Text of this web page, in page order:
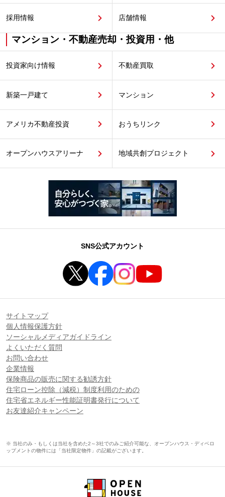
採用情報 店舗情報
マンション・不動産売却・投資用・他
投資家向け情報 不動産買取
新築一戸建て マンション
アメリカ不動産投資 おうちリンク
オープンハウスアリーナ 地域共創プロジェクト
SNS公式アカウント
サイトマップ
個人情報保護方針
ソーシャルメディアガイドライン
よくいただく質問
お問い合わせ
企業情報
保険商品の販売に関する勧誘方針
住宅ローン控除（減税）制度利用のための
住宅省エネルギー性能証明書発行について
お友達紹介キャンペーン
※ 当社のみ・もしくは当社を含めた2～3社でのみご紹介可能な、オープンハウス・ディベロ
ップメントの物件には「当社限定物件」の記載がございます。